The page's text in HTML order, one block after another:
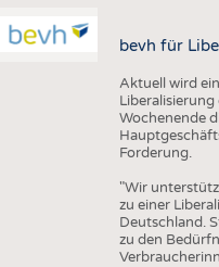
bevh für
Aktuell wird
Wochenende
Forderung.
"Wir
zu einer
Deutschland.
zu den